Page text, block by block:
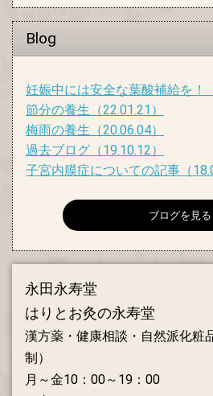
Blog
妊娠中には安全な葉酸補給を！
節分の養生 （22.01.21）
梅雨の養生 （20.06.04）
過去ブログ （19.10.12）
子宮内膜症についての記事 （
ブログを見る
永田永寿堂
はりとお灸の永寿堂
漢方薬・健康相談・自然派化粧
制）
月～金10：00～19：00